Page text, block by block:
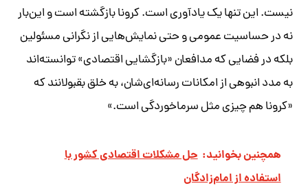
نیست. این تنها یک یادآوری است. کرونا بازگشته است و این‌بار
نه در حساسیت عمومی و حتی نمایش‌هایی از نگرانی مسئولین
بلکه در فضایی که مدافعان «بازگشایی اقتصادی» توانسته‌اند
به مدد انبوهی از امکانات رسانه‌ای‌شان، به خلق بقبولانند که
«کرونا هم چیزی مثل سرماخوردگی است.»
همچنین بخوانید: حل مشکلات اقتصادی کشور با
استفاده از امام‌زادگان